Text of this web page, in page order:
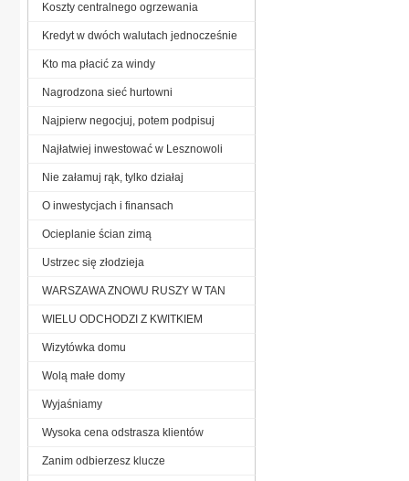
Koszty centralnego ogrzewania
Kredyt w dwóch walutach jednocześnie
Kto ma płacić za windy
Nagrodzona sieć hurtowni
Najpierw negocjuj, potem podpisuj
Najłatwiej inwestować w Lesznowoli
Nie załamuj rąk, tylko działaj
O inwestycjach i finansach
Ocieplanie ścian zimą
Ustrzec się złodzieja
WARSZAWA ZNOWU RUSZY W TAN
WIELU ODCHODZI Z KWITKIEM
Wizytówka domu
Wolą małe domy
Wyjaśniamy
Wysoka cena odstrasza klientów
Zanim odbierzesz klucze